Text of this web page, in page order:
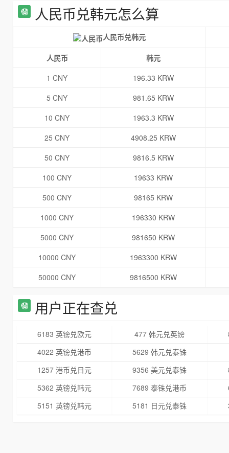
人民币兑韩元怎么算
人民币兑韩元
人民币
韩元
1 CNY
196.33 KRW
5 CNY
981.65 KRW
10 CNY
1963.3 KRW
25 CNY
4908.25 KRW
50 CNY
9816.5 KRW
100 CNY
19633 KRW
500 CNY
98165 KRW
1000 CNY
196330 KRW
5000 CNY
981650 KRW
10000 CNY
1963300 KRW
50000 CNY
9816500 KRW
用户正在查兑
6183 英镑兑欧元 477 韩元兑英镑
4022 英镑兑港币
5629 韩元兑泰铢
1257 港币兑日元
9356 美元兑泰铢
5362 英镑兑韩元
7689 泰铢兑港币
5151 英镑兑韩元
5181 日元兑泰铢